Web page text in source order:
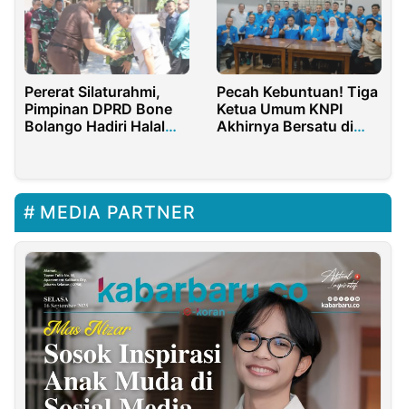
Pererat Silaturahmi,
Pimpinan DPRD Bone
Bolango Hadiri Halal
Pecah Kebuntuan! Tiga
Ketua Umum KNPI
Akhirnya Bersatu di
MEDIA PARTNER